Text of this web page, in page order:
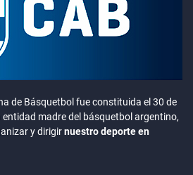
de Básquetbol fue constituida el 30 de
entidad madre del básquetbol argentino,
y dirigirnuestro deporte en